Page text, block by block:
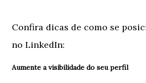
Confira dicas de como se
no LinkedIn:
Aumente a visibilidade do seu perfil